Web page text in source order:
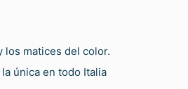
los matices del color.
única en todo Italia